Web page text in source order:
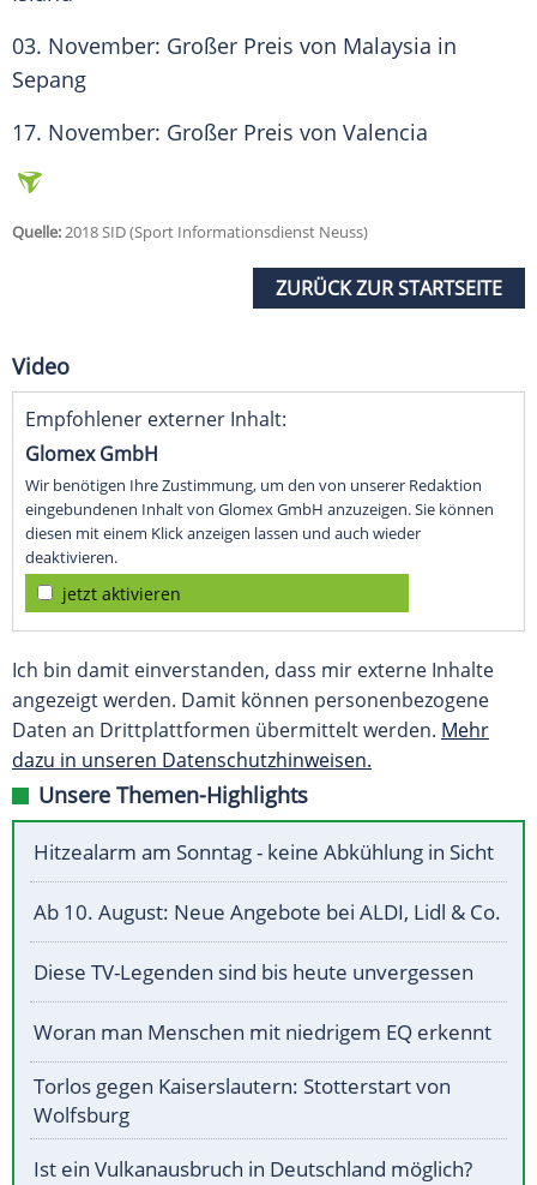
03. November: Großer Preis von Malaysia in
Sepang
17. November: Großer Preis von Valencia
Quelle:2018 SID (Sport Informationsdienst Neuss)
ZURÜCK ZUR STARTSEITE
Video
Empfohlener externer Inhalt:
Glomex GmbH
Wir benötigen Ihre Zustimmung, um den von unserer Redaktion
eingebundenen Inhalt von Glomex GmbH anzuzeigen. Sie können
diesen mit einem Klick anzeigen lassen und auch wieder
deaktivieren.
jetzt aktivieren
Ich bin damit einverstanden, dass mir externe Inhalte
angezeigt werden. Damit können personenbezogene
Daten an Drittplattformen übermittelt werden. Mehr
dazu in unseren Datenschutzhinweisen.
Unsere Themen-Highlights
Hitzealarm am Sonntag - keine Abkühlung in Sicht
Ab 10. August: Neue Angebote bei ALDI, Lidl & Co.
Diese TV-Legenden sind bis heute unvergessen
Woran man Menschen mit niedrigem EQ erkennt
Torlos gegen Kaiserslautern: Stotterstart von
Wolfsburg
Ist ein Vulkanausbruch in Deutschland möglich?